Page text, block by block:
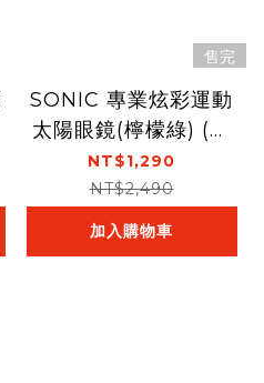
售完
SONIC 專業炫彩運動
太陽眼鏡(檸檬綠) (可
換綁帶)
NT$1,290
NT$2,490
加入購物車